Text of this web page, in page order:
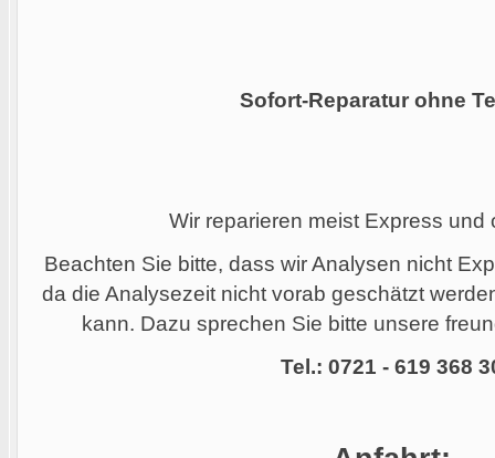
Sofort-Reparatur ohne
Wir reparieren meist Express und
Beachten Sie bitte, dass wir Analysen nicht
da die Analysezeit nicht vorab geschätzt
kann. Dazu sprechen Sie bitte unsere
Tel.: 0721 - 619 368